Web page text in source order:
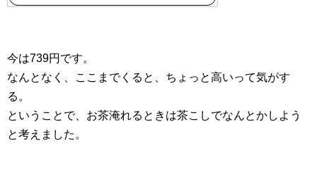
今は739円です。
なんとなく、ここまでくると、ちょっと高いって気がす
る。
ということで、お茶淹れるときは茶こしでなんとかしよう
と考えました。